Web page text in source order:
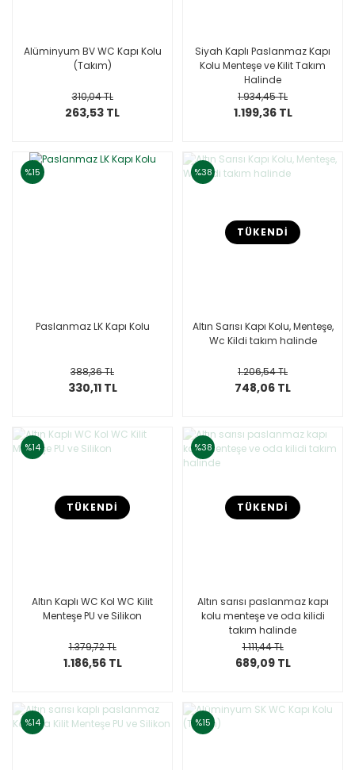
Alüminyum BV WC Kapı Kolu
(Takım)
310,04 TL
263,53 TL
Siyah Kaplı Paslanmaz Kapı
Kolu Menteşe ve Kilit Takım
Halinde
1.934,45 TL
1.199,36 TL
%15
Paslanmaz LK Kapı Kolu
388,36 TL
330,11 TL
%38
TÜKENDİ
Altın Sarısı Kapı Kolu, Menteşe,
Wc Kildi takım halinde
1.206,54 TL
748,06 TL
%14
TÜKENDİ
Altın Kaplı WC Kol WC Kilit
Menteşe PU ve Silikon
1.379,72 TL
1.186,56 TL
%38
TÜKENDİ
Altın sarısı paslanmaz kapı
kolu menteşe ve oda kilidi
takım halinde
1.111,44 TL
689,09 TL
%14 %15